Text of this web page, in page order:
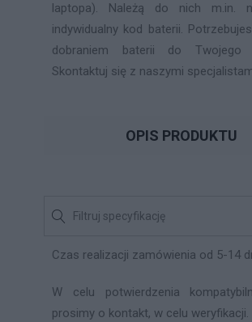
laptopa). Należą do nich m.in.
indywidualny kod baterii.
dobraniem baterii do Twojego
Skontaktuj się z naszymi
OPIS PRODUKTU
Czas realizacji zamówienia od 5-14
W celu potwierdzenia
prosimy o kontakt, w celu weryfikacji.